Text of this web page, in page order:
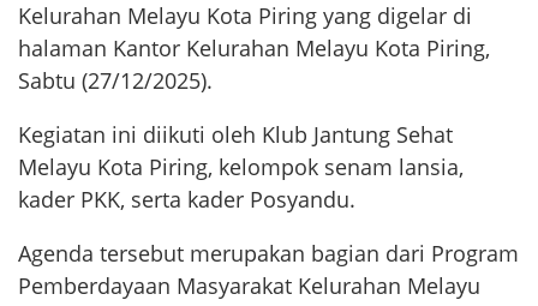
Kelurahan Melayu Kota Piring yang digelar di
halaman Kantor Kelurahan Melayu Kota Piring,
Sabtu (27/12/2025).
Kegiatan ini diikuti oleh Klub Jantung Sehat
Melayu Kota Piring, kelompok senam lansia,
kader PKK, serta kader Posyandu.
Agenda tersebut merupakan bagian dari Program
Pemberdayaan Masyarakat Kelurahan Melayu